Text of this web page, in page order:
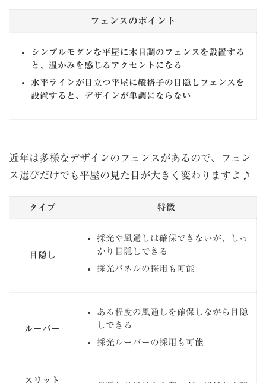
フェンスのポイント
シンプルモダンな平屋に木目調のフェンスを設置する
と、温かみを感じるアクセントになる
水平ラインが目立つ平屋に縦格子の目隠しフェンスを
設置すると、デザインが単調にならない
近年は多様なデザインのフェンスがあるので、フェン
ス選びだけでも平屋の見た目が大きく変わりますよ♪
タイプ 特徴
目隠し
採光や風通しは確保できないが、しっ
かり目隠しできる
採光パネルの採用も可能
ルーバー
ある程度の風通しを確保しながら目隠
しできる
採光ルーバーの採用も可能
スリット